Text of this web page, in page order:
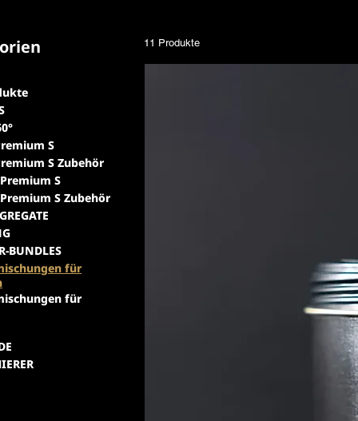
S
S Zubehör
S
S Zubehör
BUNDLES
für
für
11 Produkte